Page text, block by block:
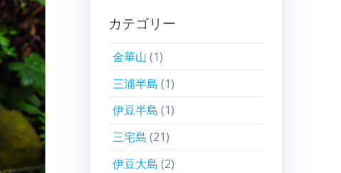
カテゴリー
金華山 (1)
三浦半島 (1)
伊豆半島 (1)
三宅島 (21)
伊豆大島 (2)